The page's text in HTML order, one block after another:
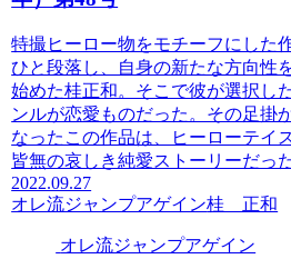
特撮ヒーロー物をモチーフにした
ひと段落し、自身の新たな方向性
始めた桂正和。そこで彼が選択し
ンルが恋愛ものだった。その足掛
なったこの作品は、ヒーローテイ
皆無の哀しき純愛ストーリーだった
2022.09.27
オレ流ジャンプアゲイン桂 正和
オレ流ジャンプアゲイン